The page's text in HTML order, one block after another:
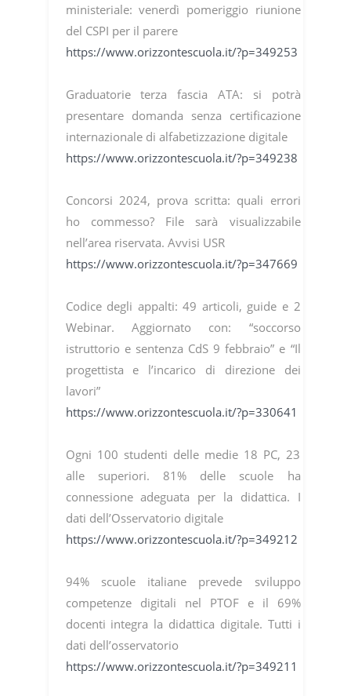
ministeriale: venerdì pomeriggio riunione
del CSPI per il parere
https://www.orizzontescuola.it/?p=349253
Graduatorie terza fascia ATA: si potrà
presentare domanda senza certificazione
internazionale di alfabetizzazione digitale
https://www.orizzontescuola.it/?p=349238
Concorsi 2024, prova scritta: quali errori
ho commesso? File sarà visualizzabile
nell’area riservata. Avvisi USR
https://www.orizzontescuola.it/?p=347669
Codice degli appalti: 49 articoli, guide e 2
Webinar. Aggiornato con: “soccorso
istruttorio e sentenza CdS 9 febbraio” e “Il
progettista e l’incarico di direzione dei
lavori”
https://www.orizzontescuola.it/?p=330641
Ogni 100 studenti delle medie 18 PC, 23
alle superiori. 81% delle scuole ha
connessione adeguata per la didattica. I
dati dell’Osservatorio digitale
https://www.orizzontescuola.it/?p=349212
94% scuole italiane prevede sviluppo
competenze digitali nel PTOF e il 69%
docenti integra la didattica digitale. Tutti i
dati dell’osservatorio
https://www.orizzontescuola.it/?p=349211